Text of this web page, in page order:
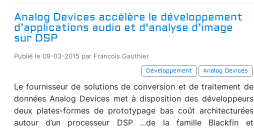
Analog Devices accélère le développement
d’applications audio et d'analyse d’image
sur DSP
Publié le 09-03-2015 par Francois Gauthier
Développement
Analog Devices
Le fournisseur de solutions de conversion et de traitement de
données Analog Devices met à disposition des développeurs
deux plates-formes de prototypage bas coût architecturées
autour d’un processeur DSP ...de la famille Blackfin et